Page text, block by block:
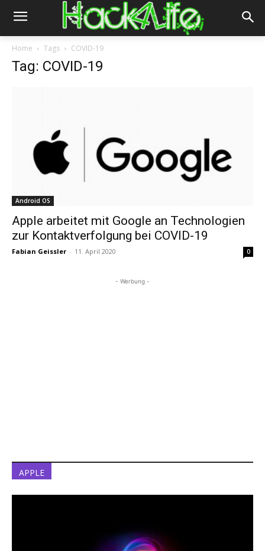
Home Tags COVID-19
Tag: COVID-19
Android OS
Apple arbeitet mit Google an Technologien
zur Kontaktverfolgung bei COVID-19
Fabian Geissler - 11. April 2020 0
- Werbung -
APPLE